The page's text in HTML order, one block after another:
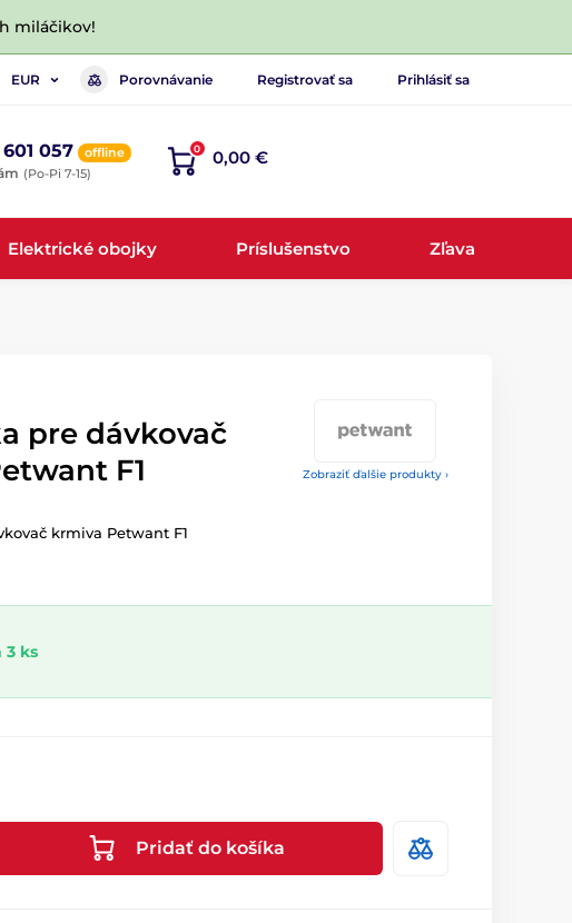
miláčikov!
EUR Porovnávanie Registrovať sa Prihlásiť sa
601 057 offline
(Po-Pi 7-15)
0 0,00 €
Elektrické obojky Príslušenstvo Zľava
Zobraziť ďalšie produkty ›
pre dávkovač
F1
krmiva Petwant F1
3 ks
Pridať do košíka